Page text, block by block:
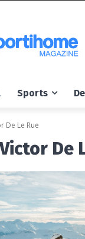
Sports
De Le Rue
Victor De